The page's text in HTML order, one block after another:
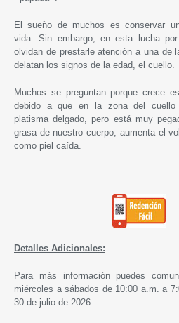
El sueño de muchos es conservar
vida.Sin embargo, en esta lucha
olvidan de prestarle atención a una de
delatan los signos de la edad, el cuello.
Muchos se preguntan porque crece
debido a que en la zona del cuello
platisma delgado, pero está muy
grasa de nuestro cuerpo, aumenta el
como piel caída.
Detalles Adicionales:
Para más información puedes
miércoles a sábados de 10:00 a.m. a
30 de julio de 2026.